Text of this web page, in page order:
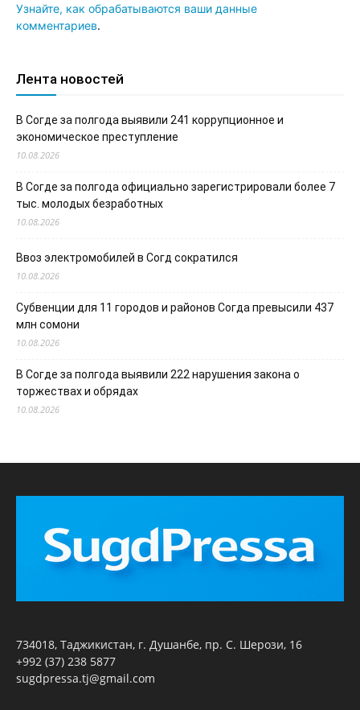
Узнайте, как обрабатываются ваши данные
комментариев.
Лента новостей
В Согде за полгода выявили 241 коррупционное и
экономическое преступление
10.08.2026
В Согде за полгода официально зарегистрировали более 7
тыс. молодых безработных
10.08.2026
Ввоз электромобилей в Согд сократился
10.08.2026
Субвенции для 11 городов и районов Согда превысили 437
млн сомони
10.08.2026
В Согде за полгода выявили 222 нарушения закона о
торжествах и обрядах
10.08.2026
734018, Таджикистан, г. Душанбе, пр. С. Шерози, 16
+992 (37) 238 5877
sugdpressa.tj@gmail.com